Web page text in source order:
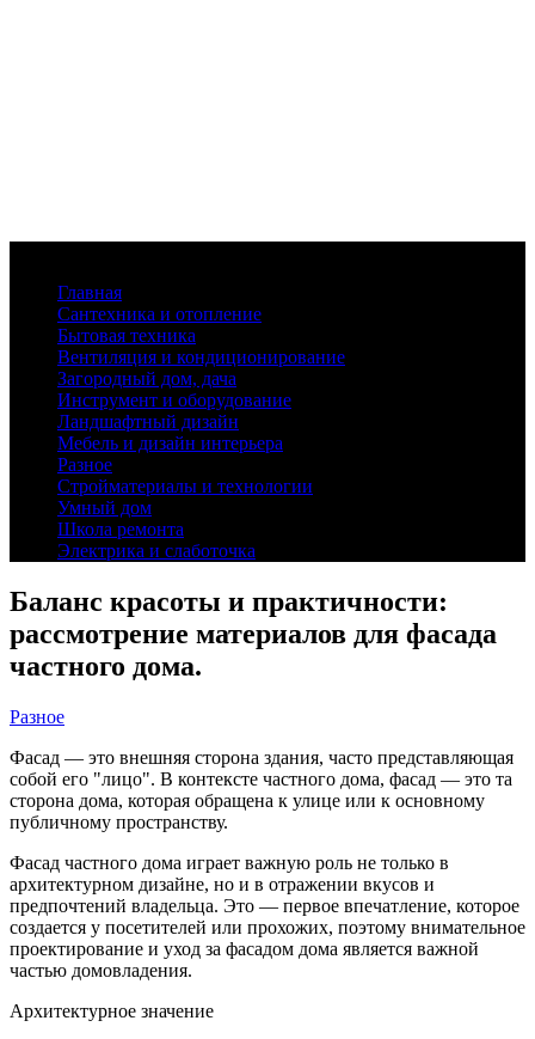
Главная
Сантехника и отопление
Бытовая техника
Вентиляция и кондиционирование
Загородный дом, дача
Инструмент и оборудование
Ландшафтный дизайн
Мебель и дизайн интерьера
Разное
Стройматериалы и технологии
Умный дом
Школа ремонта
Электрика и слаботочка
Баланс красоты и практичности:
рассмотрение материалов для фасада
частного дома.
Разное
Фасад — это внешняя сторона здания, часто представляющая
собой его "лицо". В контексте частного дома, фасад — это та
сторона дома, которая обращена к улице или к основному
публичному пространству.
Фасад частного дома играет важную роль не только в
архитектурном дизайне, но и в отражении вкусов и
предпочтений владельца. Это — первое впечатление, которое
создается у посетителей или прохожих, поэтому внимательное
проектирование и уход за фасадом дома является важной
частью домовладения.
Архитектурное значение